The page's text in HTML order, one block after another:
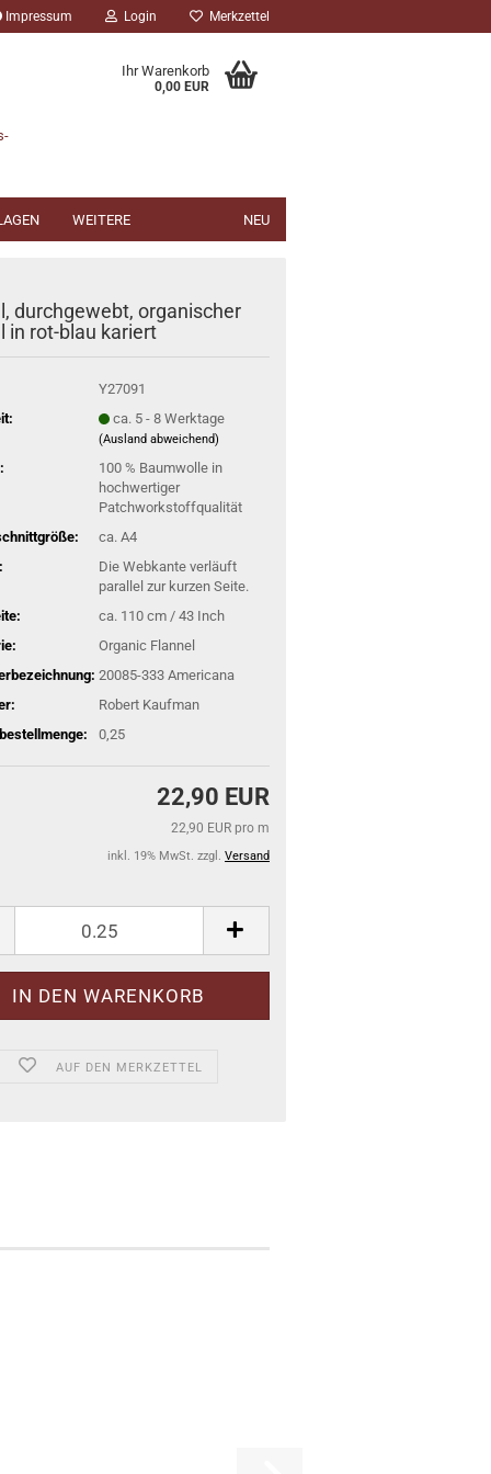
Impressum Login Merkzettel
Ihr Warenkorb
0,00 EUR
NEU
WEITERE
durchgewebt, organischer
in rot-blau kariert
Y27091
ca. 5 - 8 Werktage
(Ausland abweichend)
100 % Baumwolle in
hochwertiger
Patchworkstoffqualität
ca. A4
Die Webkante verläuft
parallel zur kurzen Seite.
ca. 110 cm / 43 Inch
Organic Flannel
20085-333 Americana
Robert Kaufman
0,25
22,90 EUR
22,90 EUR pro m
inkl. 19% MwSt. zzgl. Versand
AUF DEN MERKZETTEL